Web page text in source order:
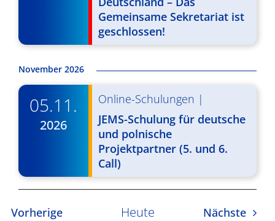
Gemeinsame Sekretariat ist
geschlossen!
November 2026
05.11.
2026
Online-Schulungen |
JEMS-Schulung für deutsche
und polnische
Projektpartner (5. und 6.
Call)
VorherigeVeranstaltungen
Heute Nächste